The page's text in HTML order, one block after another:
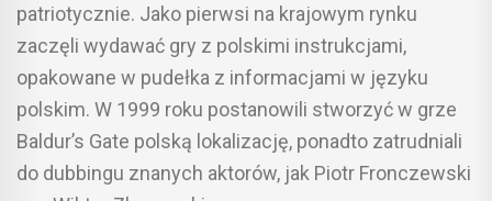
patriotycznie. Jako pierwsi na krajowym rynku
zaczęli wydawać gry z polskimi instrukcjami,
opakowane w pudełka z informacjami w języku
polskim. W 1999 roku postanowili stworzyć w grze
Baldur’s Gate polską lokalizację, ponadto zatrudniali
do dubbingu znanych aktorów, jak Piotr Fronczewski